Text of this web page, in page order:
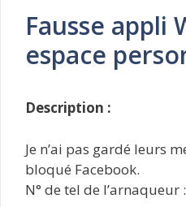
Fausse appli
espace
Description :
Je n’ai pas gardé leurs
bloqué Facebook.
N° de tel de l’arnaqueur